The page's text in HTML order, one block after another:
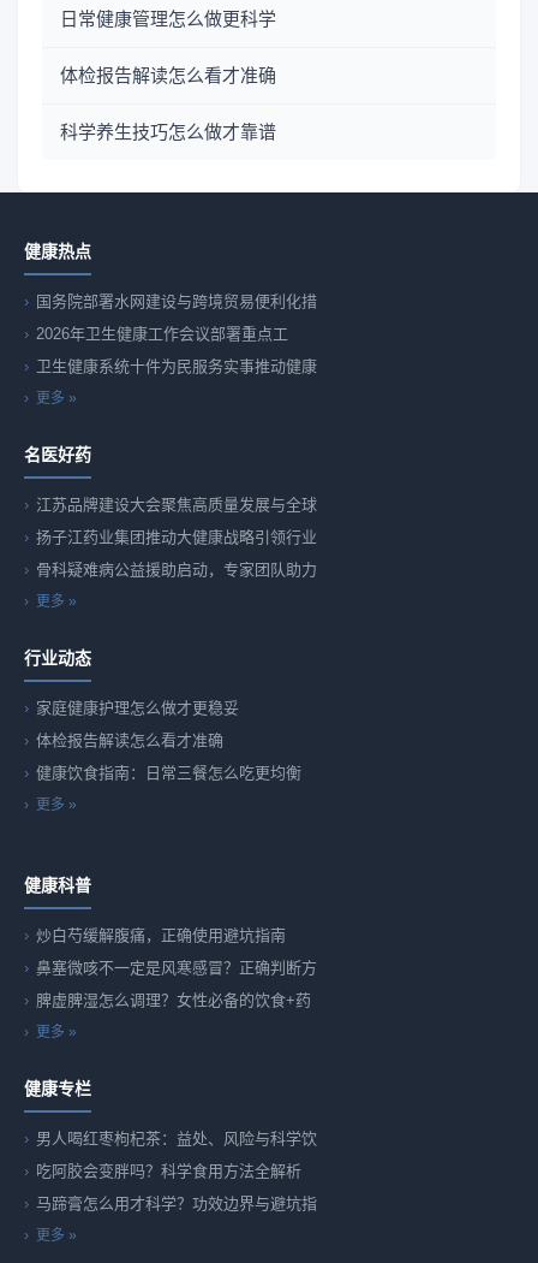
日常健康管理怎么做更科学
体检报告解读怎么看才准确
科学养生技巧怎么做才靠谱
健康热点
国务院部署水网建设与跨境贸易便利化措
2026年卫生健康工作会议部署重点工
卫生健康系统十件为民服务实事推动健康
更多 »
名医好药
江苏品牌建设大会聚焦高质量发展与全球
扬子江药业集团推动大健康战略引领行业
骨科疑难病公益援助启动，专家团队助力
更多 »
行业动态
家庭健康护理怎么做才更稳妥
体检报告解读怎么看才准确
健康饮食指南：日常三餐怎么吃更均衡
更多 »
健康科普
炒白芍缓解腹痛，正确使用避坑指南
鼻塞微咳不一定是风寒感冒？正确判断方
脾虚脾湿怎么调理？女性必备的饮食+药
更多 »
健康专栏
男人喝红枣枸杞茶：益处、风险与科学饮
吃阿胶会变胖吗？科学食用方法全解析
马蹄膏怎么用才科学？功效边界与避坑指
更多 »